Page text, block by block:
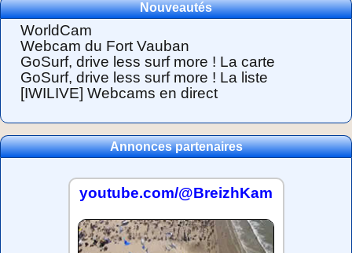
Nouveautés
WorldCam
Webcam du Fort Vauban
GoSurf, drive less surf more ! La carte
GoSurf, drive less surf more ! La liste
[IWILIVE] Webcams en direct
Annonces partenaires
youtube.com/@BreizhKam